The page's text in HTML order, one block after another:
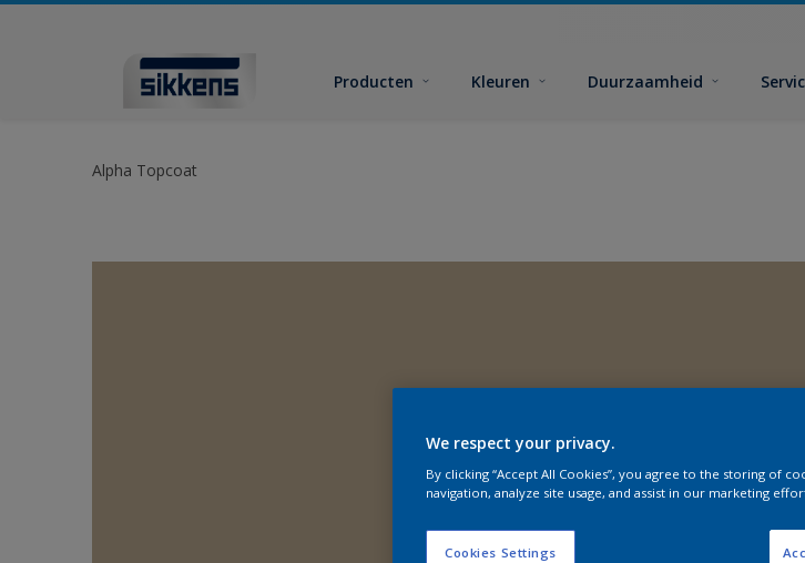
Producten Kleuren Duurzaamheid
Alpha Topcoat
We respect your privacy.
By clicking “Accept All Cookies”, you agree to the storing of
navigation, analyze site usage, and assist in our marketing
Cookies Settings